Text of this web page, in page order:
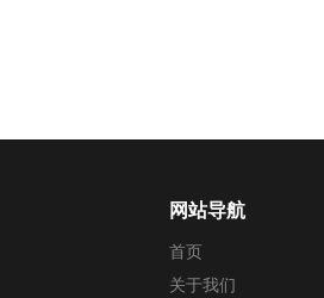
网站导航
首页
关于我们